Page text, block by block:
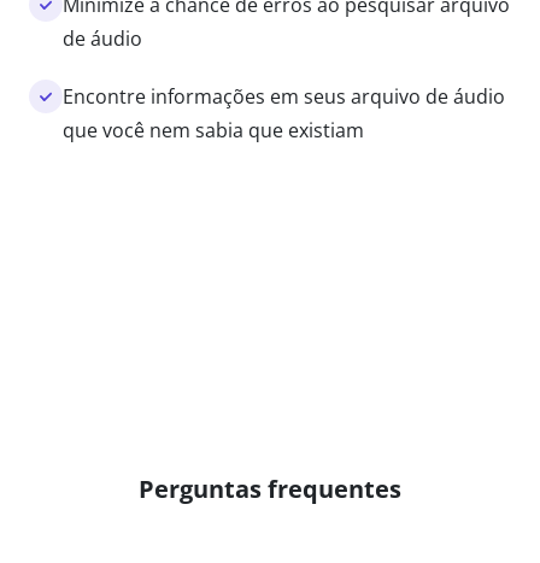
de áudio
Encontre informações em seus arquivo de áudio
que você nem sabia que existiam
Perguntas frequentes